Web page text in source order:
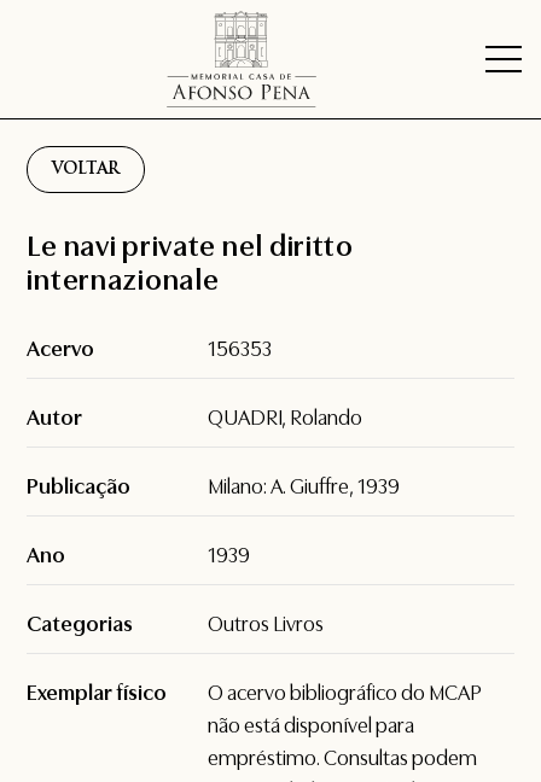
VOLTAR
Le navi private nel diritto
internazionale
Acervo 156353
Autor QUADRI, Rolando
Publicação Milano: A. Giuffre, 1939
Ano 1939
Categorias Outros Livros
Exemplar físico
O acervo bibliográfico do MCAP
não está disponível para
empréstimo. Consultas podem